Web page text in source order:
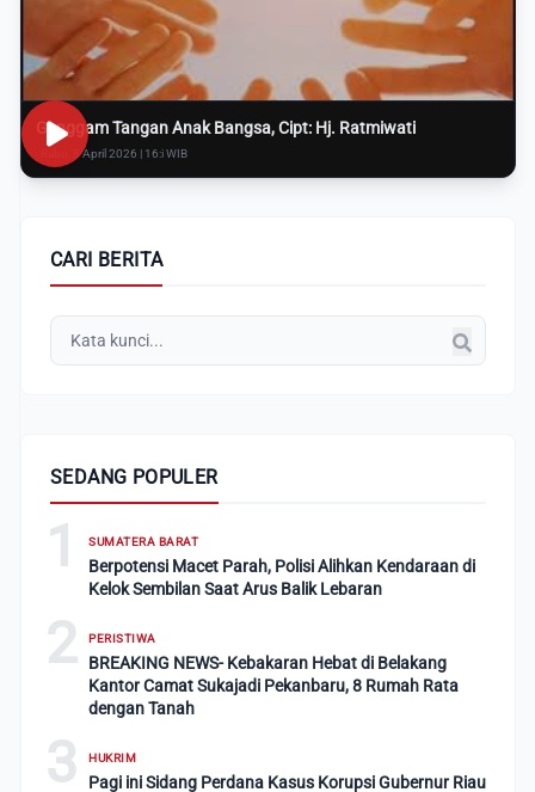
Genggam Tangan Anak Bangsa, Cipt: Hj. Ratmiwati
Rabu, 8 April 2026 | 16:i WIB
CARI BERITA
SEDANG POPULER
1 SUMATERA BARAT
Berpotensi Macet Parah, Polisi Alihkan Kendaraan di
Kelok Sembilan Saat Arus Balik Lebaran
2 PERISTIWA
BREAKING NEWS- Kebakaran Hebat di Belakang
Kantor Camat Sukajadi Pekanbaru, 8 Rumah Rata
dengan Tanah
3 HUKRIM
Pagi ini Sidang Perdana Kasus Korupsi Gubernur Riau